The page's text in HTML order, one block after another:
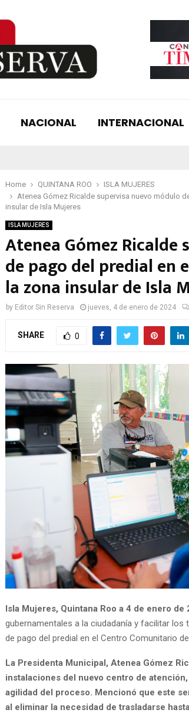
NACIONAL INTERNACIONAL
Home QUINTANA ROO
ISLA MUJERES
Atenea Gómez Ricalde supervisa nuevo módulo
insular de Isla Mujeres
ISLA MUJERES
Atenea Gómez
de pago del predial en
la zona insular de Isla
by Editor Sin Reserva jueves, 4 de enero de 2024
SHARE 0
Isla Mujeres, Quintana Roo a 4 de enero de
gubernamentales a la ciudadanía y facilitar
de pago del predial en el Centro Comunitario
La Presidenta Municipal, Atenea Gómez
instalaciones del nuevo centro de
agilidad del proceso. Mencionó que este
al eliminar la necesidad de trasladarse